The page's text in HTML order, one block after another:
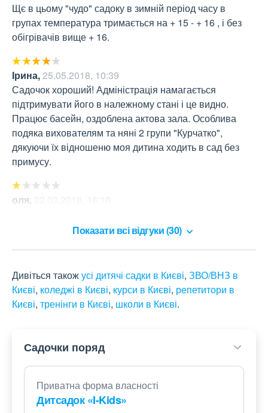
Щє в цьому "чудо" садоку в зимній період часу в
групах температура тримається на + 15 - + 16 , і без
обігрівачів вище + 16.
Ірина,25.05.2018, 10:39
Садочок хороший! Адміністрація намагається
підтримувати його в належному стані і це видно.
Працює басейн, оздоблена актова зала. Особлива
подяка вихователям та няні 2 групи "Курчатко",
дякуючи їх відношеню моя дитина ходить в сад без
примусу.
оля,
Показати всі відгуки (30)
Дивіться такожусі дитячі садки в Києві, ЗВО/ВНЗ в
Києві, коледжі в Києві, курси в Києві, репетитори в
Києві, тренінги в Києві, школи в Києві.
Садочки поряд
Приватна форма власності
Дитсадок «I-Kids»